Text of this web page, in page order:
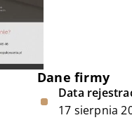
Dane firmy
Data
17 sierpnia